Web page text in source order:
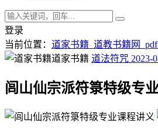
登录
当前位置： 道家书籍_道教书籍网
道家书籍 道法符咒 2023-
闾山仙宗派符箓特级专